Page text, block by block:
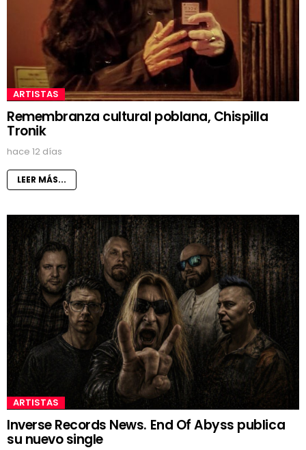
ARTISTAS
Remembranza cultural poblana, Chispilla
Tronik
hace 12 días
LEER MÁS...
ARTISTAS
Inverse Records News. End Of Abyss publica
su nuevo single